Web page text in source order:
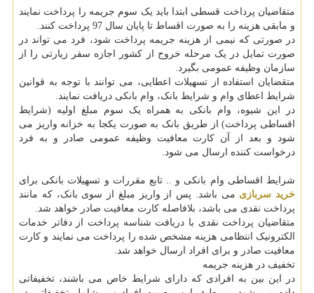
متقاضیان پرداخت قسطی ابتدا باید یک سوم جریمه را پرداخت نمایند
و مابقی هزینه را به صورت اقساط تا پایان سال 97 پرداخت کنند.
در صورتی که نیمی از هزینه جریمه پرداخت شود، فرد می تواند در
صورت تمایل در یک مرحله خروج از کشور اجازه سفر زیارتی را از
سازمان وظیفه عمومی بگیرد.
متقضایان استفاده از تسهیلات اعطایی، می توانند با توجه به قوانین
شرایط اعطای وام و شرایط بانک، وام بانکی دریافت نمایند.
در این شیوه، وام بانکی به همراه یک سوم مبلغ اولیه (شرایط
اقساطی پرداخت) از طریق بانک به صورت یکجا به خزانه واریز می
شود و بعد از آن کارت معافیت وظیفه عمومی صادر و به فرد
درخواست کننده ارسال می شود.
شرایط اقساطی وام بانکی و .. تابع مقررات و تسهیلات بانکی برای
خرید سربازی می باشد. پس از واریز مبلغ از سوی بانک، که مانند
پرداخت نقدی می باشد، بلافاصله کارت معافیت صادر خواهد شد.
متقاضیان پرداخت نقدی با دریافت شناسه پرداخت از دفاتر خدمات
الکترونیک انتظامی هزینه مشخص شده را پرداخت می نمایند و کارت
معافیت صادر و برای افراد ارسال خواهد شد.
تخفیف در هزینه جریمه
در این بین به افرادی که دارای شرایط خاص می باشند، تخفیفاتی